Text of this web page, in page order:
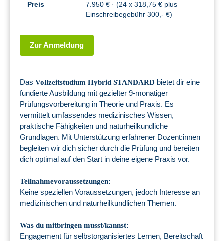
Preis
7.950 € · (24 x 318,75 € plus
Einschreibegebühr 300,- €)
Zur Anmeldung
Das Vollzeitstudium Hybrid STANDARD bietet dir eine
fundierte Ausbildung mit gezielter 9-monatiger
Prüfungsvorbereitung in Theorie und Praxis. Es
vermittelt umfassendes medizinisches Wissen,
praktische Fähigkeiten und naturheilkundliche
Grundlagen. Mit Unterstützung erfahrener Dozent:innen
begleiten wir dich sicher durch die Prüfung und bereiten
dich optimal auf den Start in deine eigene Praxis vor.
Teilnahmevoraussetzungen:
Keine speziellen Voraussetzungen, jedoch Interesse an
medizinischen und naturheilkundlichen Themen.
Was du mitbringen musst/kannst:
Engagement für selbstorganisiertes Lernen, Bereitschaft